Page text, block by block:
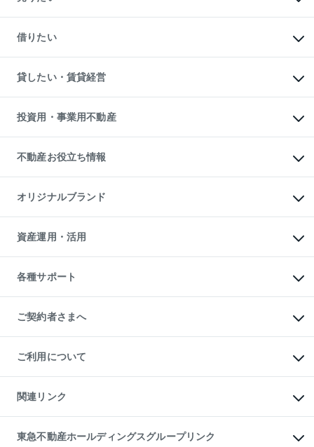
中古マンションの購入
一戸建ての購入
中古一戸建ての購入
不動産購入の流れ
注目キーワード物件特集
購入ガイド
English 繁体中文簡体中文
一戸建ての売却・査定
土地の売却・査定
スピードAI査定
不動産査定について
不動産売却の流れ
不動産買換えの流れ
売却ガイド
借りたい
オフィス・店舗の賃貸
借りるときの流れ
借りるガイド
貸したい・賃貸経営
マンション賃料データ
賃貸管理プラン
リロケーションについて
貸すガイド
投資用・事業用不動産
事業用不動産
マンション投資
投資用マンション
アパート経営
収益物件
ビル購入（ビル一棟）
投資用不動産の売却査定
事業用不動産の売却査定
不動産お役立ち情報
マンションライブラリー
人気マンションランキング
暮らしに役立つ不動産メディア
不動産相場・不動産価格情報
不動産コラム・ニュース
不動産用語集
不動産なんでもネット相談室
住まいの税金
オリジナルブランド
一棟リノベーションマンション
L`GENTE（ルジェンテ）
区分リノベーションマンション
投資用一棟レジデンスWELL
不動産小口投資
LEGACIA（レガシア）
資産運用・活用
不動産M&A
アセットマネジメント・出資
各種サポート
相続サポート
リフォームサポート
ご契約者さまへ
ご紹介・再契約特典
入居者様専用-各種ご案内（賃貸）
東急こすもす会「こすもすWeb」
ご利用について
金融商品取引について
東急リバブル ソーシャルメディアポリシー
ご意見・お問い合わせ（金融商品取引専用の相談・お問い合わせ窓口）
ダイレクトメール（郵送物）・Eメールなどの送付停止について
関連リンク
これからご結婚される方に東急百貨店のブライダルクラブ
人材サービスのご用命は 東急リバブルスタッフ株式会社まで
東急不動産ホールディングスグループリンク